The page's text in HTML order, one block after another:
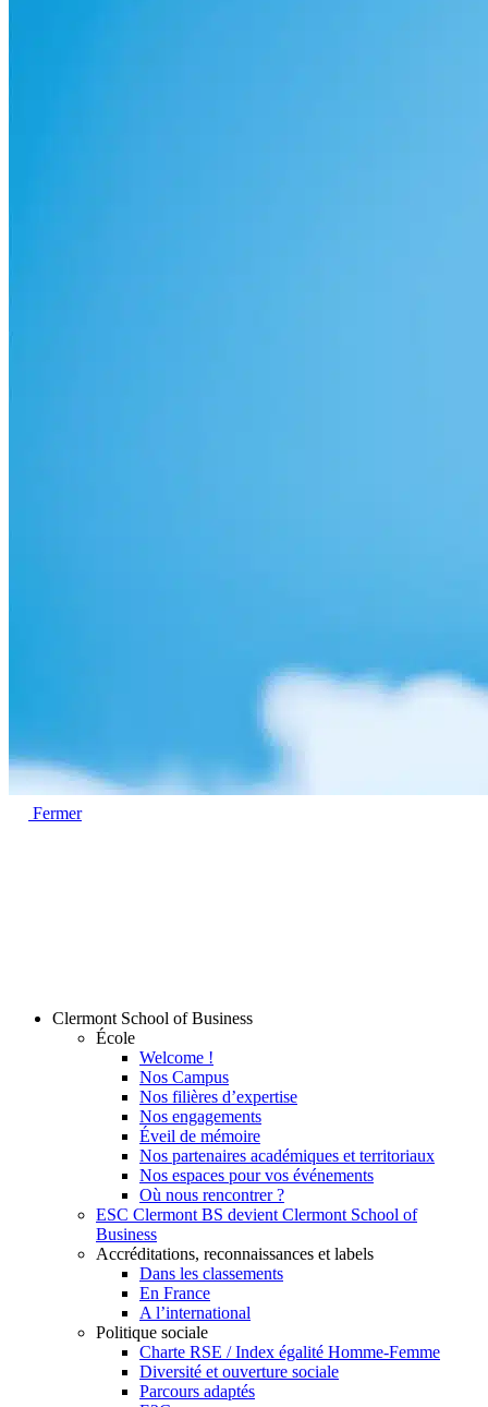
Fermer
Clermont School of Business
École
Welcome !
Nos Campus
Nos filières d’expertise
Nos engagements
Éveil de mémoire
Nos partenaires académiques et territoriaux
Nos espaces pour vos événements
Où nous rencontrer ?
ESC Clermont BS devient Clermont School of
Business
Accréditations, reconnaissances et labels
Dans les classements
En France
A l’international
Politique sociale
Charte RSE / Index égalité Homme-Femme
Diversité et ouverture sociale
Parcours adaptés